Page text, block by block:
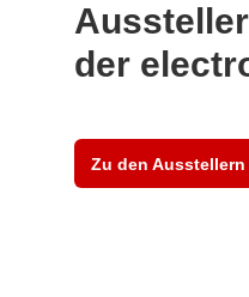
der
Zu den Ausstellern